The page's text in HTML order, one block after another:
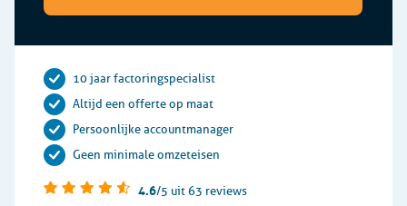
10 jaar factoringspecialist
Altijd een offerte op maat
Persoonlijke accountmanager
Geen minimale omzeteisen
4.6/5 uit 63 reviews